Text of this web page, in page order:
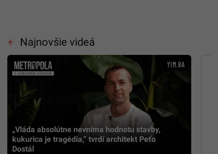
Najnovšie videá
„Vláda absolútne nevníma hodnotu stavby,
kukurica je tragédia,” tvrdí architekt Peťo
Dostál